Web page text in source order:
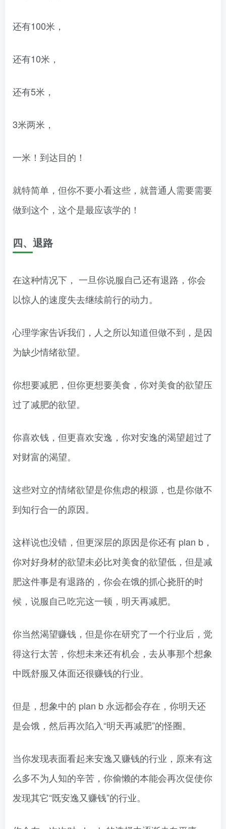
还有100米，
还有10米，
还有5米，
3米两米，
一米！到达目的！
就特简单，但你不要小看这些，就普通人需要需要
做到这个，这个是最应该学的！
四、退路
在这种情况下， 一旦你说服自己还有退路，你会
以惊人的速度失去继续前行的动力。
心理学家告诉我们，人之所以知道但做不到，是因
为缺少情绪欲望。
你想要减肥，但你更想要美食，你对美食的欲望压
过了减肥的欲望。
你喜欢钱，但更喜欢安逸，你对安逸的渴望超过了
对财富的渴望。
这些对立的情绪欲望是你焦虑的根源，也是你做不
到知行合一的原因。
这样说也没错，但更深层的原因是你还有 plan b，
你对好身材的欲望未必比对美食的欲望低，但是减
肥这件事是有退路的，你会在饿的抓心挠肝的时
候，说服自己吃完这一顿，明天再减肥。
你当然渴望赚钱，但是你在研究了一个行业后，觉
得这行太苦，你想未来还有机会，去从事那个想象
中既舒服又体面还很赚钱的行业。
但是，想象中的 plan b 永远都会存在，你明天还
是会饿，然后再次陷入“明天再减肥”的怪圈。
当你发现表面看起来安逸又赚钱的行业，原来有这
么多不为人知的辛苦，你偷懒的本能会再次促使你
发现其它“既安逸又赚钱”的行业。